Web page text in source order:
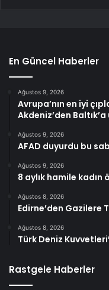
En Güncel Haberler
Ağustos 9, 2026
Avrupa’nın en iyi
Akdeniz’den
Ağustos 9, 2026
AFAD duyurdu bu
Ağustos 9, 2026
8 aylık hamile kadın
Ağustos 8, 2026
Edirne’den Gazilere
Ağustos 8, 2026
Türk Deniz
Rastgele Haberler